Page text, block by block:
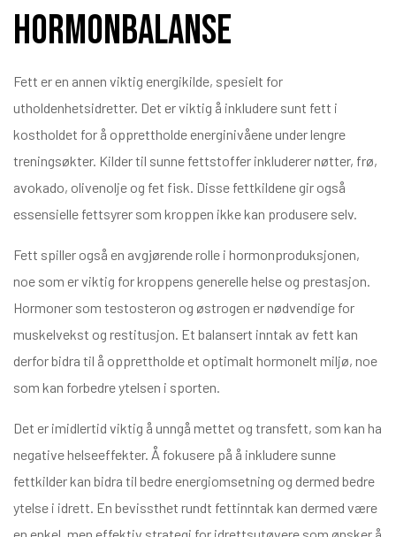
hormonbalanse
Fett er en annen viktig energikilde, spesielt for
utholdenhetsidretter. Det er viktig å inkludere sunt fett i
kostholdet for å opprettholde energinivåene under lengre
treningsøkter. Kilder til sunne fettstoffer inkluderer nøtter, frø,
avokado, olivenolje og fet fisk. Disse fettkildene gir også
essensielle fettsyrer som kroppen ikke kan produsere selv.
Fett spiller også en avgjørende rolle i hormonproduksjonen,
noe som er viktig for kroppens generelle helse og prestasjon.
Hormoner som testosteron og østrogen er nødvendige for
muskelvekst og restitusjon. Et balansert inntak av fett kan
derfor bidra til å opprettholde et optimalt hormonelt miljø, noe
som kan forbedre ytelsen i sporten.
Det er imidlertid viktig å unngå mettet og transfett, som kan ha
negative helseeffekter. Å fokusere på å inkludere sunne
fettkilder kan bidra til bedre energiomsetning og dermed bedre
ytelse i idrett. En bevissthet rundt fettinntak kan dermed være